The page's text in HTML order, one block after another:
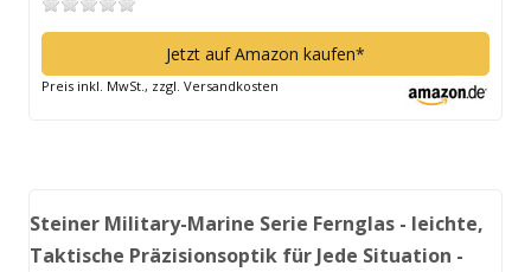
Jetzt auf Amazon kaufen*
Preis inkl. MwSt., zzgl. Versandkosten
Steiner Military-Marine Serie Fernglas - leichte,
Taktische Präzisionsoptik für Jede Situation -